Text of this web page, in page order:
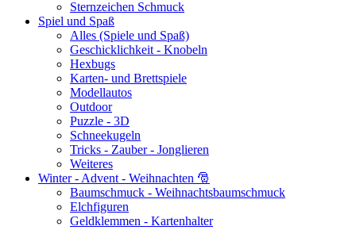
Sternzeichen Schmuck
Spiel und Spaß
Alles (Spiele und Spaß)
Geschicklichkeit - Knobeln
Hexbugs
Karten- und Brettspiele
Modellautos
Outdoor
Puzzle - 3D
Schneekugeln
Tricks - Zauber - Jonglieren
Weiteres
Winter - Advent - Weihnachten 🎅
Baumschmuck - Weihnachtsbaumschmuck
Elchfiguren
Geldklemmen - Kartenhalter